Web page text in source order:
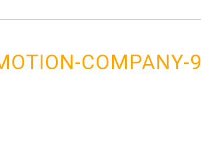
COMPANY-9